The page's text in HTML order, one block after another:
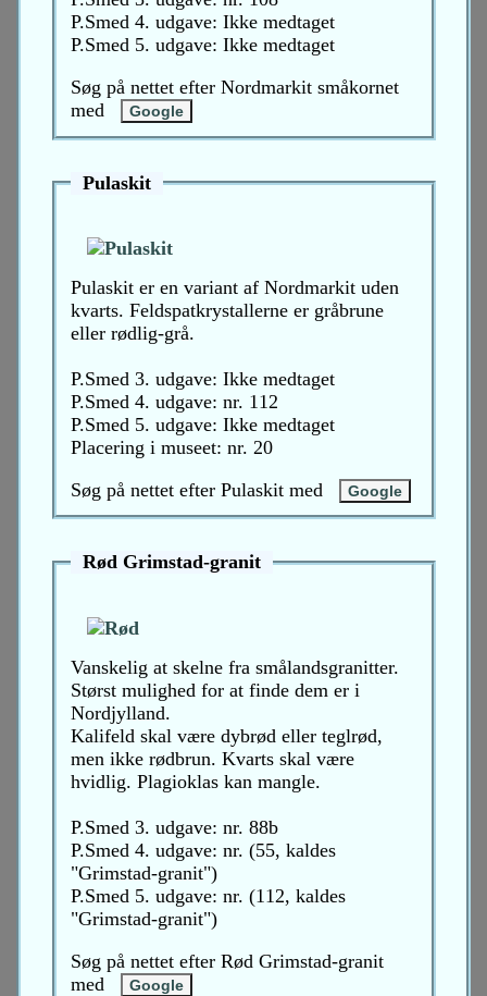
P.Smed 4. udgave: Ikke medtaget
P.Smed 5. udgave: Ikke medtaget
Søg på nettet efter Nordmarkit småkornet
med
Pulaskit
Pulaskit er en variant af Nordmarkit uden
kvarts. Feldspatkrystallerne er gråbrune
eller rødlig-grå.
P.Smed 3. udgave: Ikke medtaget
P.Smed 4. udgave: nr. 112
P.Smed 5. udgave: Ikke medtaget
Placering i museet: nr. 20
Søg på nettet efter Pulaskit med
Rød Grimstad-granit
Vanskelig at skelne fra smålandsgranitter.
Størst mulighed for at finde dem er i
Nordjylland.
Kalifeld skal være dybrød eller teglrød,
men ikke rødbrun. Kvarts skal være
hvidlig. Plagioklas kan mangle.
P.Smed 3. udgave: nr. 88b
P.Smed 4. udgave: nr. (55, kaldes
"Grimstad-granit")
P.Smed 5. udgave: nr. (112, kaldes
"Grimstad-granit")
Søg på nettet efter Rød Grimstad-granit
med